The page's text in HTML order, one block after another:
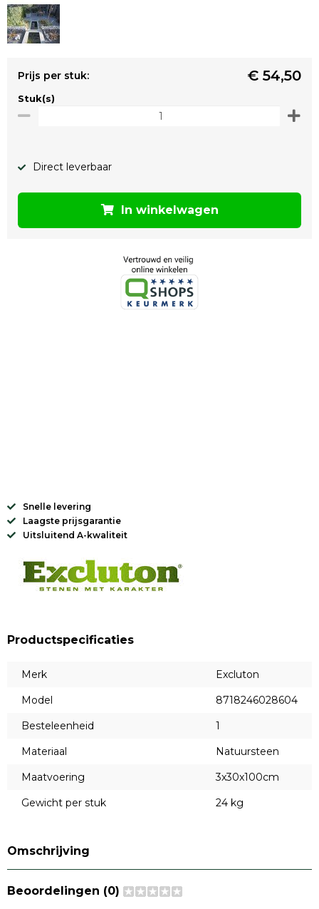
Prijs per stuk: € 54,50
Stuk(s)
Direct leverbaar
In winkelwagen
Snelle levering
Laagste prijsgarantie
Uitsluitend A-kwaliteit
Productspecificaties
Merk
Excluton
Model
8718246028604
Besteleenheid
1
Materiaal
Natuursteen
Maatvoering
3x30x100cm
Gewicht per stuk
24 kg
Omschrijving
Beoordelingen (0)